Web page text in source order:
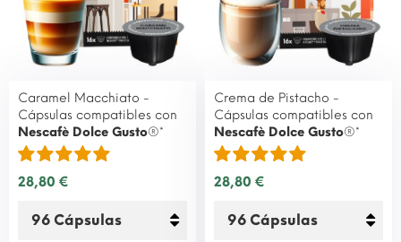
Caramel Macchiato -
Cápsulas compatibles con
Nescafè Dolce Gusto®*
28,80 €
Crema de Pistacho -
Cápsulas compatibles con
Nescafè Dolce Gusto®*
28,80 €